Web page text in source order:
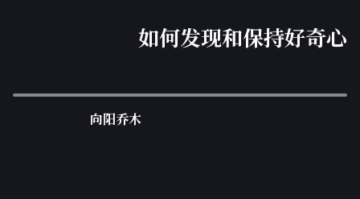
如何发现和保持好奇心
向阳乔木